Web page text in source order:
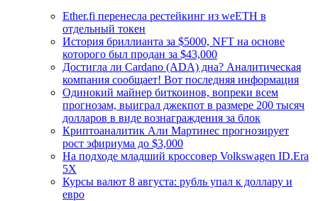
Ether.fi перенесла рестейкинг из weETH в
отдельный токен
История бриллианта за $5000, NFT на основе
которого был продан за $43,000
Достигла ли Cardano (ADA) дна? Аналитическая
компания сообщает! Вот последняя информация
Одинокий майнер биткоинов, вопреки всем
прогнозам, выиграл джекпот в размере 200 тысяч
долларов в виде вознаграждения за блок
Криптоаналитик Али Мартинес прогнозирует
рост эфириума до $3,000
На подходе младший кроссовер Volkswagen ID.Era
5X
Курсы валют 8 августа: рубль упал к доллару и
евро